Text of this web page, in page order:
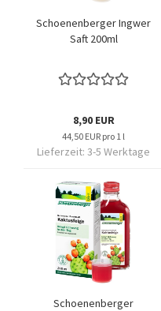
Schoenenberger Ingwer
Saft 200ml
8,90 EUR
44,50 EUR pro 1 l
Lieferzeit: 3-5 Werktage
Schoenenberger